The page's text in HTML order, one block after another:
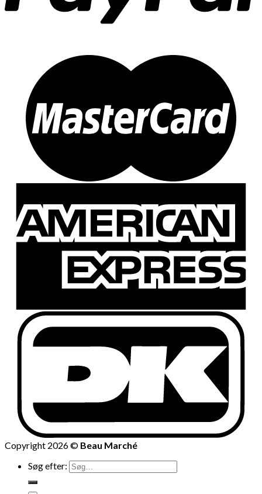
Copyright 2026 © Beau Marché
Søg efter: